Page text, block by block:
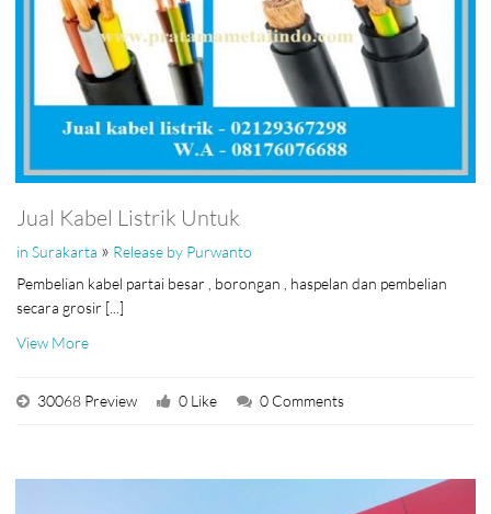
Jual Kabel Listrik Untuk
in Surakarta » Release by Purwanto
Pembelian kabel partai besar , borongan , haspelan dan pembelian
secara grosir [...]
View More
30068 Preview 0 Like 0 Comments